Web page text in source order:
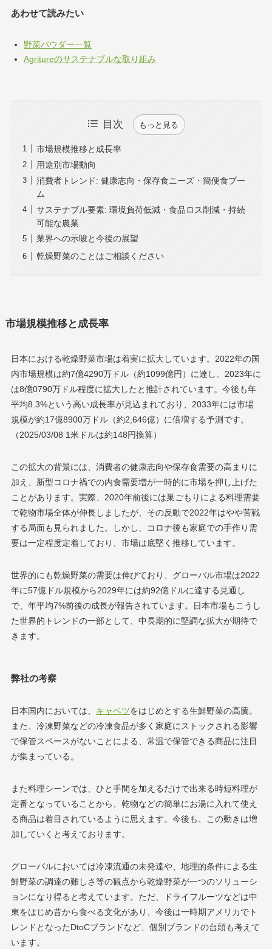
あわせて読みたい
野菜パウダー一覧
Agritureのサステナブルな取り組み
目次 もっと見る
市場規模推移と成長率
用途別市場動向
消費者トレンド: 健康志向・保存食ニーズ・簡便食ブー
ム
サステナブル要素: 環境負荷低減・食品ロス削減・持続
可能な農業
業界への示唆と今後の展望
乾燥野菜のことはご相談ください
市場規模推移と成長率
日本における乾燥野菜市場は着実に拡大しています。2022年の国
内市場規模は約7億4290万ドル（約1099億円）に達し、2023年に
は8億0790万ドル程度に拡大したと推計されています​。今後も年
平均8.3%という高い成長率が見込まれており、2033年には市場
規模が約17億8900万ドル（約2,646億）に倍増する予測です​。
（2025/03/08 1米ドルは約148円換算）
この拡大の背景には、消費者の健康志向や保存食需要の高まりに
加え、新型コロナ禍での内食需要増が一時的に市場を押し上げた
ことがあります。実際、2020年前後には巣ごもりによる料理需要
で乾物市場全体が伸長しましたが、その反動で2022年はやや苦戦
する局面も見られました​。しかし、コロナ後も家庭での手作り需
要は一定程度定着しており、市場は底堅く推移しています。
世界的にも乾燥野菜の需要は伸びており、グローバル市場は2022
年に57億ドル規模から2029年には約92億ドルに達する見通し
で、年平均7%前後の成長が報告されています​。日本市場もこうし
た世界的トレンドの一部として、中長期的に堅調な拡大が期待で
きます。
弊社の考察
日本国内においては、 キャベツをはじめとする生鮮野菜の高騰。
また、冷凍野菜などの冷凍食品が多く家庭にストックされる影響
で保管スペースがないことによる、常温で保管できる商品に注目
が集まっている。
また料理シーンでは、ひと手間を加えるだけで出来る時短料理が
定番となっていることから、乾物などの簡単にお湯に入れて使え
る商品は着目されているように思えます。今後も、この動きは増
加していくと考えております。
グローバルにおいては冷凍流通の未発達や、地理的条件による生
鮮野菜の調達の難しさ等の観点から乾燥野菜が一つのソリューシ
ョンになり得ると考えています。ただ、ドライフルーツなどは中
東をはじめ昔から食べる文化があり、今後は一時期アメリカでト
レンドとなったDtoCブランドなど、個別ブランドの台頭も考えて
います。